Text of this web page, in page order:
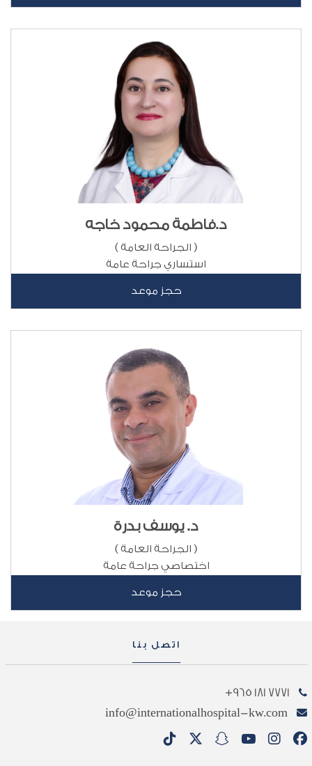
د.فاطمة محمود خاجه
( الجراحة العامة )
استساري جراحة عامة
حجز موعد
د. يوسف بدرة
( الجراحة العامة )
اختصاصي جراحة عامة
حجز موعد
اتصل بنا
7771 181 965+
info@internationalhospital-kw.com